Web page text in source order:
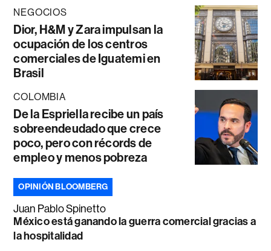
NEGOCIOS
Dior, H&M y Zara impulsan la
ocupación de los centros
comerciales de Iguatemi en
Brasil
COLOMBIA
De la Espriella recibe un país
sobreendeudado que crece
poco, pero con récords de
empleo y menos pobreza
OPINIÓN BLOOMBERG
Juan Pablo Spinetto
México está ganando la guerra comercial gracias a
la hospitalidad